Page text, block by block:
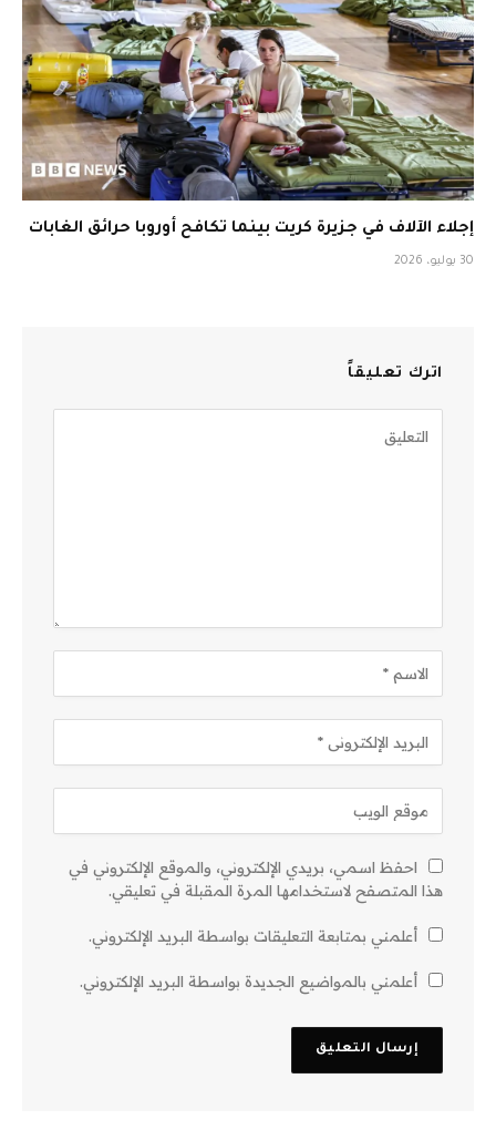
إجلاء الآلاف في جزيرة كريت بينما تكافح أوروبا حرائق الغابات
30 يوليو، 2026
اترك تعليقاً
احفظ اسمي، بريدي الإلكتروني، والموقع الإلكتروني في
هذا المتصفح لاستخدامها المرة المقبلة في تعليقي.
أعلمني بمتابعة التعليقات بواسطة البريد الإلكتروني.
أعلمني بالمواضيع الجديدة بواسطة البريد الإلكتروني.